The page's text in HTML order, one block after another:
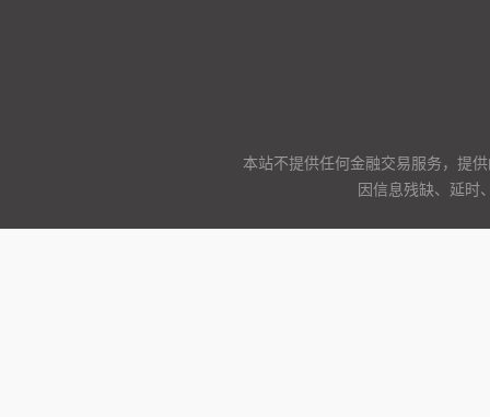
本站不提供任何金融交易服务，提
因信息残缺、延时